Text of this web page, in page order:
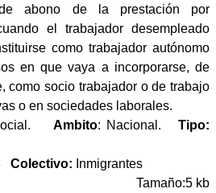
abono de la prestación por
el trabajador desempleado
como trabajador autónomo
en que vaya a incorporarse, de
como socio trabajador o de trabajo
o en sociedades laborales.
Ambito: Nacional. Tipo:
Colectivo: Inmigrantes
Tamaño:5 kb